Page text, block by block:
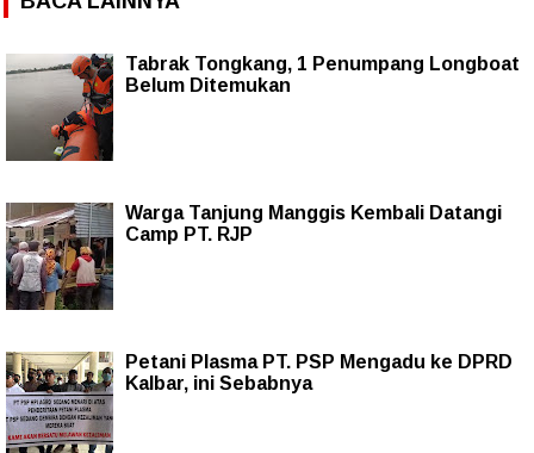
Tabrak Tongkang, 1 Penumpang Longboat
Belum Ditemukan
Warga Tanjung Manggis Kembali Datangi
Camp PT. RJP
Petani Plasma PT. PSP Mengadu ke DPRD
Kalbar, ini Sebabnya